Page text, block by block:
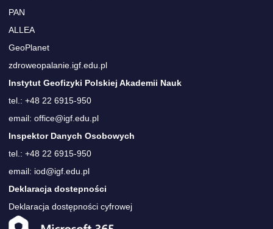
PAN
ALLEA
GeoPlanet
zdroweopalanie.igf.edu.pl
Instytut Geofizyki Polskiej Akademii Nauk
tel.: +48 22 6915-950
email: office@igf.edu.pl
Inspektor Danych Osobowych
tel.: +48 22 6915-950
email: iod@igf.edu.pl
Deklaracja dostepności
Deklaracja dostępności cyfrowej